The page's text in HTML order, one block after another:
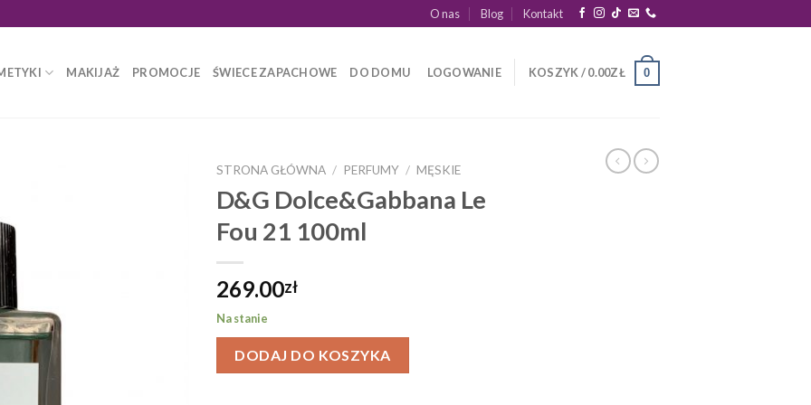
O nas Blog Kontakt
MAKIJAŻ PROMOCJE ŚWIECE ZAPACHOWE DO DOMU LOGOWANIE KOSZYK /0.00ZŁ 0
STRONA GŁÓWNA / PERFUMY / MĘSKIE
D&G Dolce&Gabbana Le
Fou 21 100ml
269.00zł
Na stanie
DODAJ DO KOSZYKA